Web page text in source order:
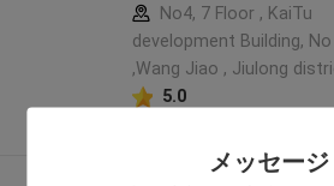
メッセージ
No4, 7 Floor , KaiTu
development Building, No
,Wang Jiao , Jiulong
5.0